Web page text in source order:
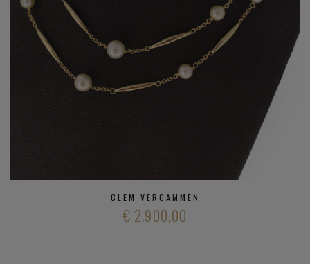
CLEM VERCAMMEN
€ 2.900,00